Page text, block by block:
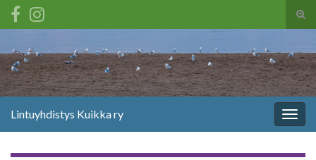
Lintuyhdistys Kuikka ry